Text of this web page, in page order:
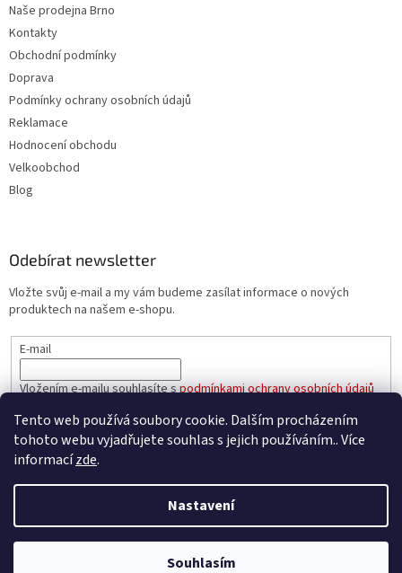
Tento web používá soubory cookie. Dalším procházením
tohoto webu vyjadřujete souhlas s jejich používáním.. Více
informacízde.
Nastavení
Souhlasím
Naše prodejna Brno
Kontakty
Obchodní podmínky
Doprava
Podmínky ochrany osobních údajů
Reklamace
Hodnocení obchodu
Velkoobchod
Blog
Odebírat newsletter
Vložte svůj e-mail a my vám budeme zasílat informace o nových
produktech na našem e-shopu.
E-mail
Vložením e-mailu souhlasíte spodmínkami ochrany osobních údajů
PŘIHLÁSIT SE
Vytvořil Shoptet
e-oleje.cz. Všechna práva vyhrazena.